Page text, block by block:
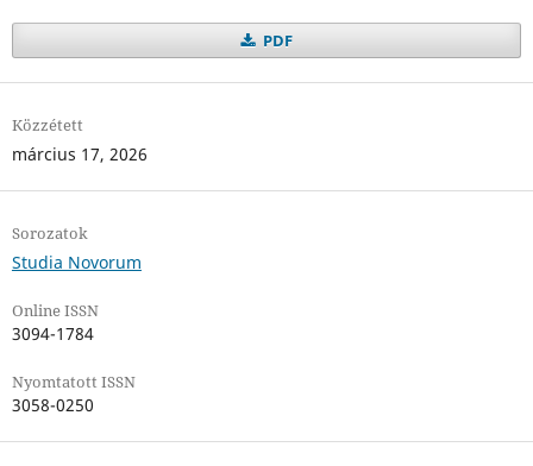
PDF
Közzétett
március 17, 2026
Sorozatok
Studia Novorum
Online ISSN
3094-1784
Nyomtatott ISSN
3058-0250